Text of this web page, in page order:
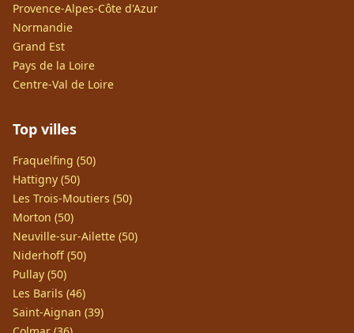
Provence-Alpes-Côte d'Azur
Normandie
Grand Est
Pays de la Loire
Centre-Val de Loire
Top villes
Fraquelfing (50)
Hattigny (50)
Les Trois-Moutiers (50)
Morton (50)
Neuville-sur-Ailette (50)
Niderhoff (50)
Pullay (50)
Les Barils (46)
Saint-Aignan (39)